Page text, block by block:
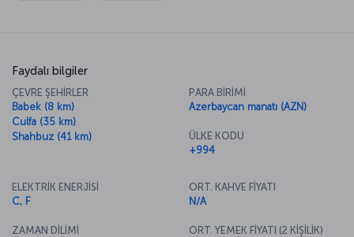
Faydalı bilgiler
ÇEVRE ŞEHİRLER
Babek (8 km)
Culfa (35 km)
Shahbuz (41 km)
PARA BİRİMİ
Azerbaycan manatı (AZN)
ÜLKE KODU
+994
ELEKTRİK ENERJİSİ
C, F
ZAMAN DİLİMİ
ORT. KAHVE FİYATI
N/A
ORT. YEMEK FİYATI (2 KİŞİLİK)